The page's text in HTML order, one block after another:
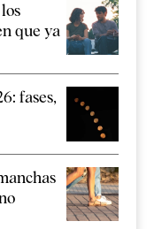
que ya
fases,